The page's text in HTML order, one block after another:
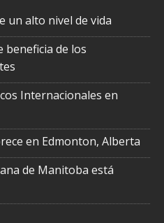
un alto nivel de vida
beneficia de los
Internacionales en
en Edmonton, Alberta
de Manitoba está